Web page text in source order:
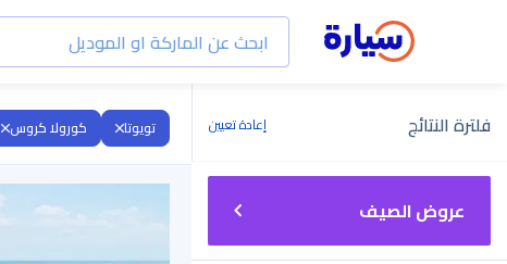
فلترة النتائج إعادة تعيين
عروض الصيف
تويوتا كورولا كروس